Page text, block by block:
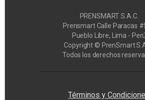
PRENSMART S.A.C.
Prensmart Calle Paracas
Pueblo Libre, Lima - Perú
Copyright © PrenSmart
Todos los derechos
Términos y